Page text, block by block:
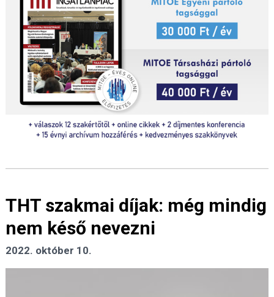
THT szakmai díjak: még mindig
nem késő nevezni
2022. október 10.